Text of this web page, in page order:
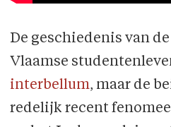
De geschiedenis van
Vlaamse
interbellum, maar de
redelijk recent